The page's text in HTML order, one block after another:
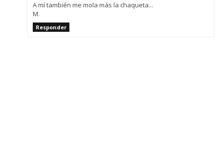
A mí también me mola más la chaqueta...
M.
Responder